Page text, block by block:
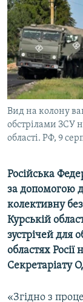
СПЕЦПРОЕКТИ
ДЕПОРТАЦІЯ
ВІДЕОУРОКИ
СВІДЧЕННЯ
УКРАЇНСЬКА
ІНФОГРАФІКА
ЯК ОБІЙТИ
Русский
Qırımtatar
ДОЛУЧАЙСЯ!
Усі сайти
Вид на колону
обстрілами ЗСУ
області. РФ, 9
Російська
за допомогою
колективну
Курській
зустрічей для
областях Росії
Секретаріату
«Згідно з